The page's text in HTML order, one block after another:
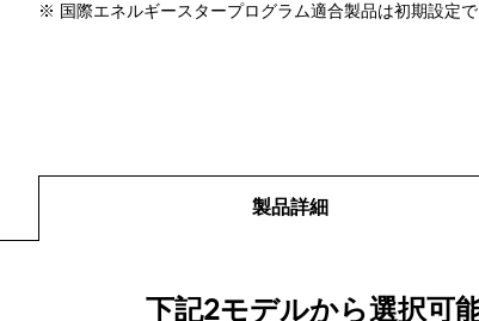
※ 国際エネルギースタープログラム適合製品は初期設定
製品詳細
製品詳細下記2モデルから選択可